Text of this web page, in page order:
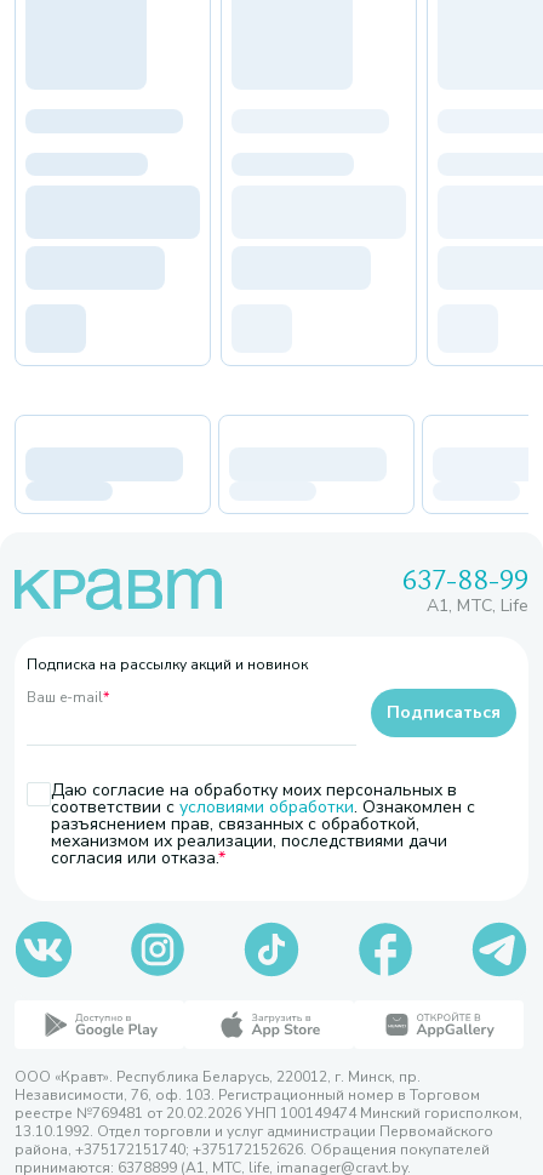
637-88-99
A1, МТС, Life
Подписка на рассылку акций и новинок
Ваш e-mail*
Даю согласие на обработку моих персональных в
соответствии с условиями обработки. Ознакомлен с
разъяснением прав, связанных с обработкой,
механизмом их реализации, последствиями дачи
согласия или отказа.
Подписаться
ООО «Кравт». Республика Беларусь, 220012, г. Минск, пр.
Независимости, 76, оф. 103. Регистрационный номер в Торговом
реестре №769481 от 20.02.2026 УНП 100149474 Минский горисполком,
13.10.1992. Отдел торговли и услуг администрации Первомайского
района, +375172151740; +375172152626. Обращения покупателей
принимаются: 6378899 (А1, МТС, life, imanager@cravt.by.